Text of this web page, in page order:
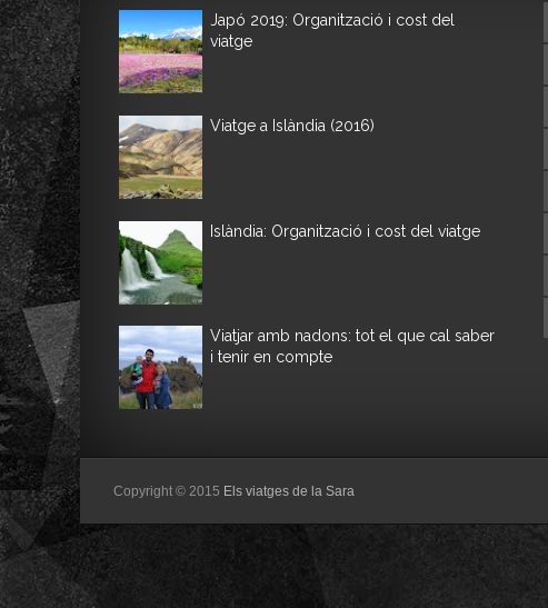
Japó 2019: Organització i cost del
viatge
Viatge a Islàndia (2016)
Islàndia: Organització i cost del viatge
Viatjar amb nadons: tot el que cal saber
i tenir en compte
Copyright © 2015 Els viatges de la Sara